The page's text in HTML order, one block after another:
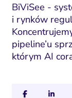
BiViSee -
i rynków
pipeline’u
którym AI